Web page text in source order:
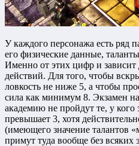
У каждого персонажа есть ряд
его физические данные,
Именно от этих цифр и
действий. Для того, чтобы
ловкость не ниже 5, а чтобы
сила как минимум 8. Экзамен
академию не пройдут те, у кого
превышает 3, хотя
(имеющего значение талантов
примут туда вообще без всяких